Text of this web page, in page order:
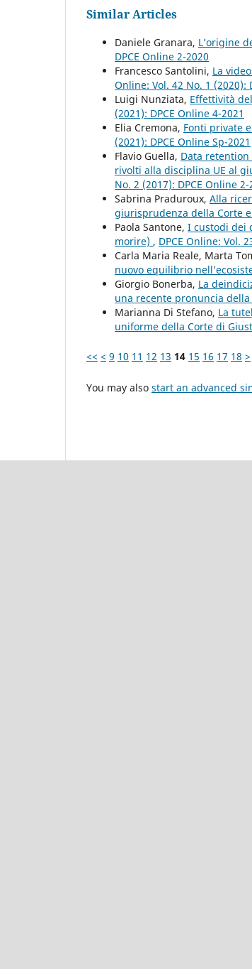
Similar Articles
Daniele Granara, L’origine
DPCE Online 2-2020
Francesco Santolini, La
Online: Vol. 42 No. 1 (2020):
Luigi Nunziata, Effettività
(2021): DPCE Online 4-2021
Elia Cremona, Fonti private
(2021): DPCE Online Sp-2021
Flavio Guella, Data
rivolti alla disciplina UE al
No. 2 (2017): DPCE Online 2-
Sabrina Praduroux, Alla
giurisprudenza della Corte
Paola Santone, I custodi dei
morire) , DPCE Online: Vol.
Carla Maria Reale, Marta
nuovo equilibrio
Giorgio Bonerba, La
una recente pronuncia
Marianna Di Stefano, La
uniforme della Corte di
<< < 9 10 11 12 13 14 15 16 17 18 >
You may also start an advanced